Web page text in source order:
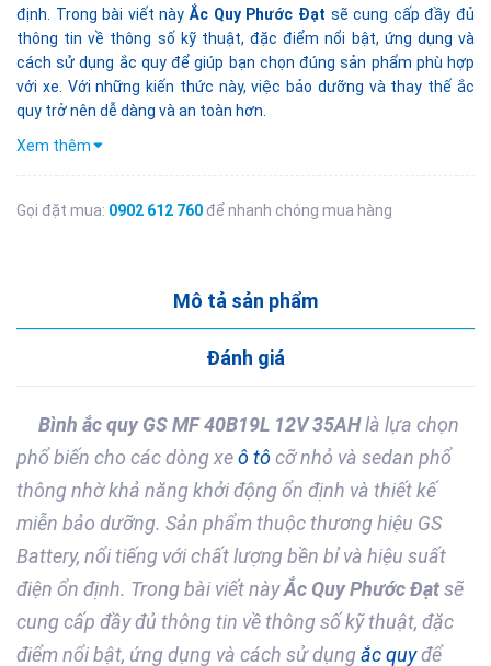
định. Trong bài viết nàyẮc Quy Phước Đạt sẽ cung cấp đầy đủ
thông tin về thông số kỹ thuật, đặc điểm nổi bật, ứng dụng và
cách sử dụng ắc quy để giúp bạn chọn đúng sản phẩm phù hợp
với xe. Với những kiến thức này, việc bảo dưỡng và thay thế ắc
quy trở nên dễ dàng và an toàn hơn.
Xem thêm
Gọi đặt mua: 0902 612 760 để nhanh chóng mua hàng
Mô tả sản phẩm
Đánh giá
Bình ắc quy GS MF 40B19L 12V 35AHlà lựa chọn
phổ biến cho các dòng xeô tôcỡ nhỏ và sedan phổ
thông nhờ khả năng khởi động ổn định và thiết kế
miễn bảo dưỡng. Sản phẩm thuộc thương hiệu GS
Battery, nổi tiếng với chất lượng bền bỉ và hiệu suất
điện ổn định. Trong bài viết nàyẮc Quy Phước Đạtsẽ
cung cấp đầy đủ thông tin về thông số kỹ thuật, đặc
điểm nổi bật, ứng dụng và cách sử dụngắc quyđể